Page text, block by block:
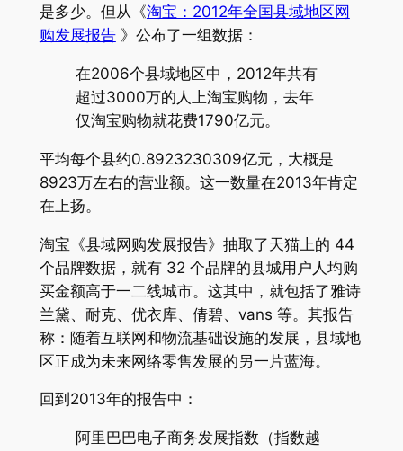
是多少。但从《淘宝：2012年全国县域地区网
购发展报告》公布了一组数据：
在2006个县域地区中，2012年共有
超过3000万的人上淘宝购物，去年
仅淘宝购物就花费1790亿元。
平均每个县约0.8923230309亿元，大概是
8923万左右的营业额。这一数量在2013年肯定
在上扬。
淘宝《县域网购发展报告》抽取了天猫上的 44
个品牌数据，就有 32 个品牌的县城用户人均购
买金额高于一二线城市。这其中，就包括了雅诗
兰黛、耐克、优衣库、倩碧、vans 等。其报告
称：随着互联网和物流基础设施的发展，县域地
区正成为未来网络零售发展的另一片蓝海。
回到2013年的报告中：
阿里巴巴电子商务发展指数（指数越